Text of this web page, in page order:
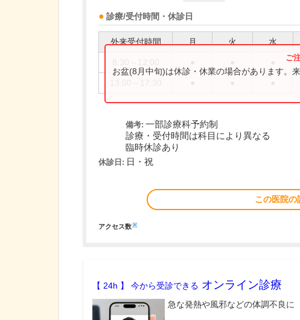
診療/受付時間・休診日
外来受付時間 月 火 水
お盆(8月中旬)は休診・休業の場合があります。
備考: 一部診療科予約制
診療・受付時間は科目により異なる
臨時休診あり
休診日: 日・祝
この医院の
アクセス数※
【 24h 】 今から受診できる オンライン診療
急な発熱や風邪などの体調不良に